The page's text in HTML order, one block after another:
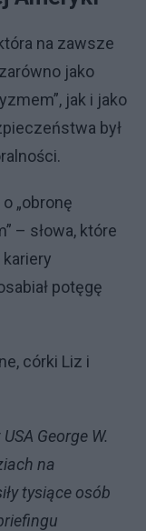
na zawsze
jako
jak i jako
był
„obronę
– słowa, które
potęgę
córki Liz i
George W.
na
tysiące osób